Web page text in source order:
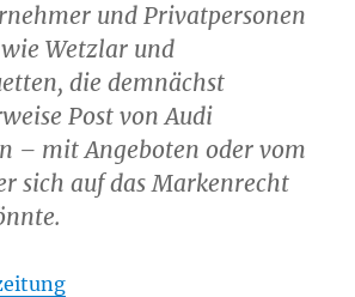
und Privatpersonen
Wetzlar und
die demnächst
Post von Audi
– mit Angeboten oder vom
sich auf das Markenrecht